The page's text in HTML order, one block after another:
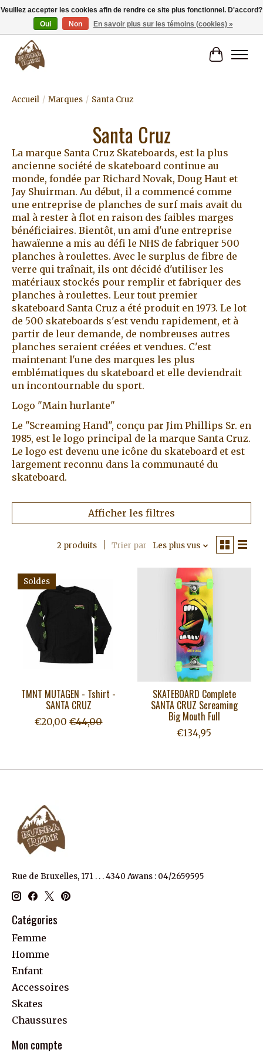
Livraison gratuite à partir de 80€.
Panier
Accueil / Marques / Santa Cruz
Santa Cruz
La marque Santa Cruz Skateboards, est la plus
ancienne société de skateboard continue au
monde, fondée par Richard Novak, Doug Haut et
Jay Shuirman. Au début, il a commencé comme
une entreprise de planches de surf mais avait du
mal à rester à flot en raison des faibles marges
bénéficiaires. Bientôt, un ami d'une entreprise
hawaïenne a mis au défi le NHS de fabriquer 500
planches à roulettes. Avec le surplus de fibre de
verre qui traînait, ils ont décidé d'utiliser les
matériaux stockés pour remplir et fabriquer des
planches à roulettes. Leur tout premier
skateboard Santa Cruz a été produit en 1973. Le lot
de 500 skateboards s'est vendu rapidement, et à
partir de leur demande, de nombreuses autres
planches seraient créées et vendues. C'est
maintenant l'une des marques les plus
emblématiques du skateboard et elle deviendrait
un incontournable du sport.
Logo "Main hurlante"
Le "Screaming Hand", conçu par Jim Phillips Sr. en
1985, est le logo principal de la marque Santa Cruz.
Le logo est devenu une icône du skateboard et est
largement reconnu dans la communauté du
skateboard.
Afficher les filtres
2 produits Trier par Les plus vus
Soldes
TMNT MUTAGEN - Tshirt -
SANTA CRUZ
€20,00 €44,00
SKATEBOARD Complete
SANTA CRUZ Screaming
Big Mouth Full
€134,95
Rue de Bruxelles, 171 . . . 4340 Awans : 04/2659595
Catégories
Femme
Homme
Enfant
Accessoires
Skates
Chaussures
Mon compte
Veuillez accepter les cookies afin de rendre ce site plus fonctionnel. D'accord?
Oui
Non En savoir plus sur les témoins (cookies) »